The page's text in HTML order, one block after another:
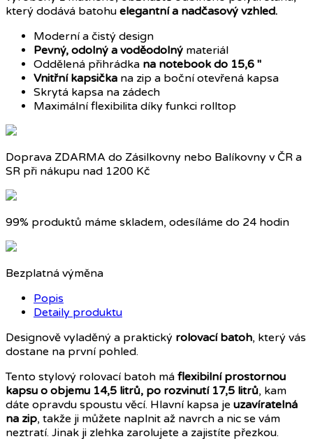
který dodává batohu elegantní a nadčasový vzhled.
Moderní a čistý design
Pevný, odolný a voděodolný materiál
Oddělená přihrádka na notebook do 15,6 "
Vnitřníkapsička na zip a boční otevřená kapsa
Skrytá kapsa na zádech
Maximální flexibilita díky funkci rolltop
Doprava ZDARMA do Zásilkovny nebo Balíkovny v ČR a
SR při nákupu nad 1200 Kč
99% produktů máme skladem, odesíláme do 24 hodin
Bezplatná výměna
Popis
Detaily produktu
Designově vyladěný a praktický rolovací batoh, který vás
dostane na první pohled.
Tento stylový rolovací batoh má flexibilní prostornou
kapsu o objemu 14,5 litrů, po rozvinutí 17,5 litrů, kam
dáte opravdu spoustu věcí. Hlavní kapsa je uzavíratelná
na zip, takže ji můžete naplnit až navrch a nic se vám
neztratí. Jinak ji zlehka zarolujete a zajistíte přezkou.